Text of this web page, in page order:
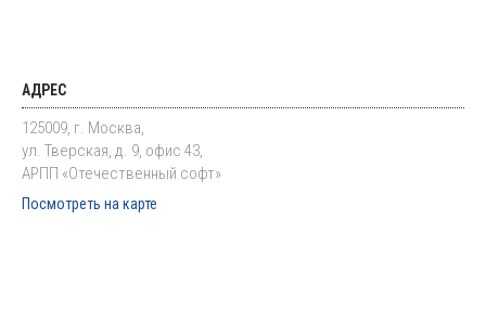
АДРЕС
125009, г. Москва,
ул. Тверская, д. 9, офис 43,
АРПП «Отечественный софт»
Посмотреть на карте